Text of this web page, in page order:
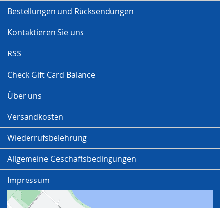
Bestellungen und Rücksendungen
Kontaktieren Sie uns
RSS
Check Gift Card Balance
Über uns
Versandkosten
Wiederrufsbelehrung
Allgemeine Geschäftsbedingungen
Impressum